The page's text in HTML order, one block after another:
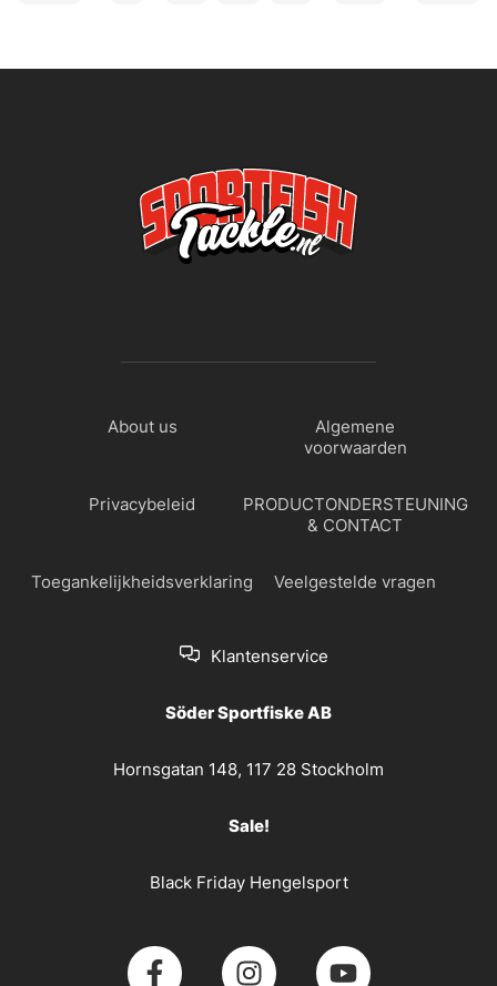
About us
Algemene
voorwaarden
Privacybeleid
PRODUCTONDERSTEUNING
& CONTACT
Toegankelijkheidsverklaring Veelgestelde vragen
Klantenservice
Söder Sportfiske AB
Hornsgatan 148, 117 28 Stockholm
Sale!
Black Friday Hengelsport